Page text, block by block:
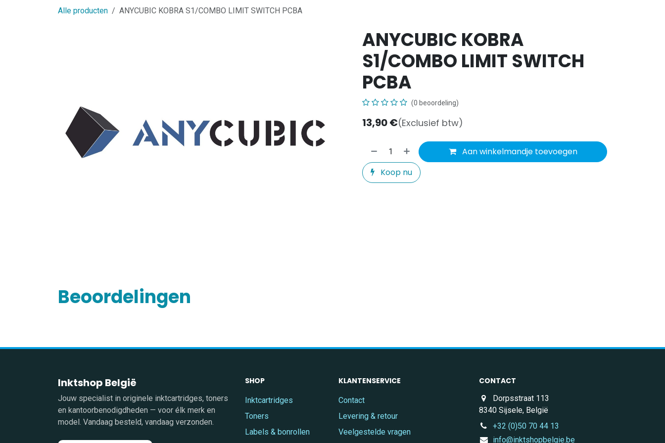
Alle producten ANYCUBIC KOBRA S1/COMBO LIMIT SWITCH PCBA
ANYCUBIC KOBRA
S1/COMBO LIMIT SWITCH
PCBA
(0 beoordeling)
13,90€(Exclusief btw)
Aan winkelmandje toevoegen
Koop nu
Beoordelingen
Inktshop België
Jouw specialist in originele inktcartridges, toners
en kantoorbenodigdheden — voor élk merk en
model. Vandaag besteld, vandaag verzonden.
SHOP
Inktcartridges
Toners
Labels & bonrollen
KLANTENSERVICE
Contact
Levering & retour
Veelgestelde vragen
CONTACT
Dorpsstraat 113
8340 Sijsele, België
+32 (0)50 70 44 13
info@inktshopbelgie.be